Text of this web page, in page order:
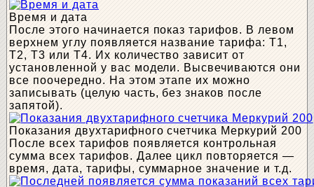
Время и дата
После этого начинается показ тарифов. В левом
верхнем углу появляется название тарифа: Т1,
Т2, Т3 или Т4. Их количество зависит от
установленной у вас модели. Высвечиваются они
все поочередно. На этом этапе их можно
записывать (целую часть, без знаков после
запятой).
Показания двухтарифного счетчика Меркурий 200
После всех тарифов появляется контрольная
сумма всех тарифов. Далее цикл повторяется —
время, дата, тарифы, суммарное значение и т.д.